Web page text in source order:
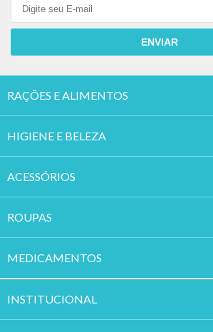
ENVIAR
RAÇÕES E ALIMENTOS
HIGIENE E BELEZA
ACESSÓRIOS
ROUPAS
MEDICAMENTOS
INSTITUCIONAL